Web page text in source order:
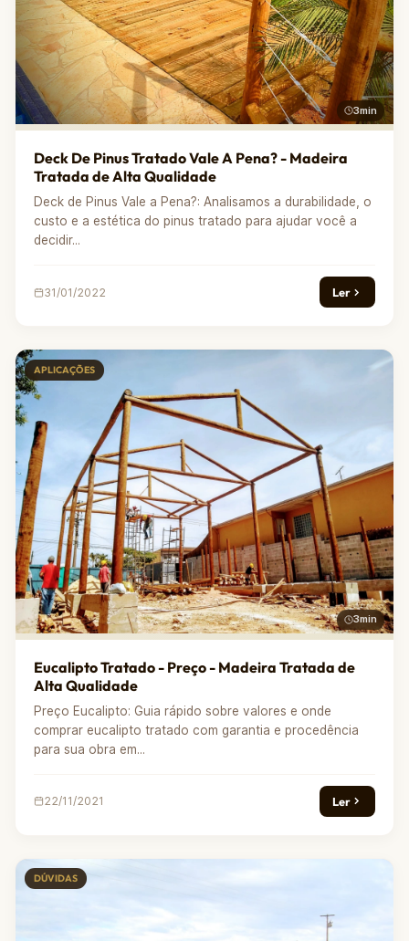
3min
Deck De Pinus Tratado Vale A Pena? - Madeira
Tratada de Alta Qualidade
Deck de Pinus Vale a Pena?: Analisamos a durabilidade, o
custo e a estética do pinus tratado para ajudar você a
decidir...
31/01/2022 Ler
APLICAÇÕES
3min
Eucalipto Tratado - Preço - Madeira Tratada de
Alta Qualidade
Preço Eucalipto: Guia rápido sobre valores e onde
comprar eucalipto tratado com garantia e procedência
para sua obra em...
22/11/2021 Ler
DÚVIDAS